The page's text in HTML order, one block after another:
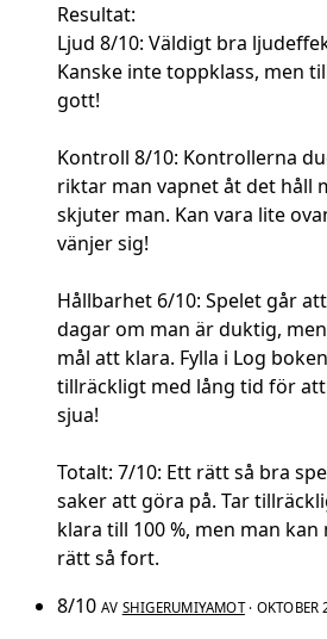
Resultat:
Ljud 8/10: Väldigt bra
Kanske inte toppklass, men
gott!
Kontroll 8/10: Kontrollerna
riktar man vapnet åt det håll
skjuter man. Kan vara lite
vänjer sig!
Hållbarhet 6/10: Spelet går
dagar om man är duktig,
mål att klara. Fylla i Log
tillräckligt med lång tid för
sjua!
Totalt: 7/10: Ett rätt så bra
saker att göra på. Tar
klara till 100 %, men man
rätt så fort.
8/10 AV SHIGERUMIYAMOT· OKTOBER